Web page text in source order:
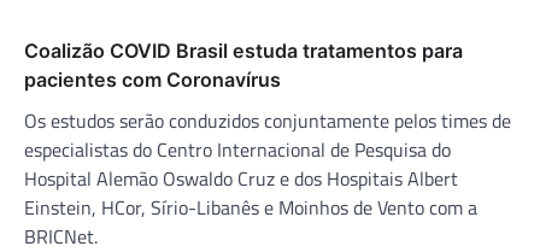
Coalizão COVID Brasil estuda tratamentos para
pacientes com Coronavírus
Os estudos serão conduzidos conjuntamente pelos times de
especialistas do Centro Internacional de Pesquisa do
Hospital Alemão Oswaldo Cruz e dos Hospitais Albert
Einstein, HCor, Sírio-Libanês e Moinhos de Vento com a
BRICNet.